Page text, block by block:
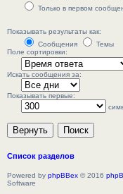
Только в первом
Показывать результаты как:
Сообщения
Темы
Поле сортировки:
Искать сообщения за:
Показывать первые:
Список разделов
Powered by phpBBex © 2016
Software